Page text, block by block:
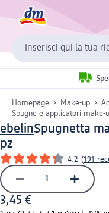
Inserisci qui la tua
Homepage Make-up
Spugne e applicatori make-
ebelinSpugnetta
pz
4.2 (191
3,45 €